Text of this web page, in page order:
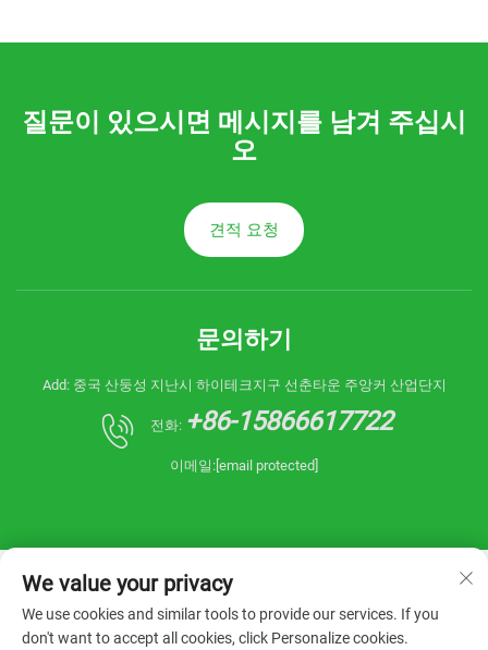
질문이 있으시면 메시지를 남겨 주십시
오
견적 요청
문의하기
Add: 중국 산둥성 지난시 하이테크지구 선춘타운 주앙커 산업단지
전화: +86-15866617722
이메일: [email protected]
We value your privacy
We use cookies and similar tools to provide our services. If you
don't want to accept all cookies, click Personalize cookies.